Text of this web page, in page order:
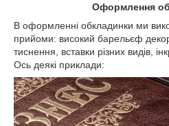
Оформлення
В оформленні обкладинки ми
прийоми: високий барельєф
тиснення, вставки різних видів,
Ось деякі приклади: